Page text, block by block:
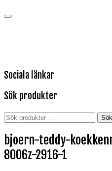
Sociala länkar
Sök produkter
Sök
Sök
bjoern-teddy-
8006z-2916-1